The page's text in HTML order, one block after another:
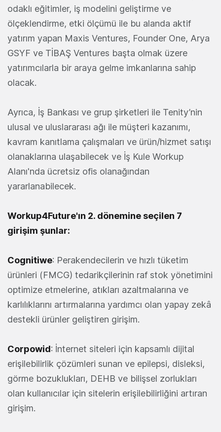
odaklı eğitimler, iş modelini geliştirme ve
ölçeklendirme, etki ölçümü ile bu alanda aktif
yatırım yapan Maxis Ventures, Founder One, Arya
GSYF ve TİBAŞ Ventures başta olmak üzere
yatırımcılarla bir araya gelme imkanlarına sahip
olacak.
Ayrıca, İş Bankası ve grup şirketleri ile Tenity’nin
ulusal ve uluslararası ağı ile müşteri kazanımı,
kavram kanıtlama çalışmaları ve ürün/hizmet satışı
olanaklarına ulaşabilecek ve İş Kule Workup
Alanı'nda ücretsiz ofis olanağından
yararlanabilecek.
Workup4Future'ın 2. dönemine seçilen 7
girişim şunlar:
Cognitiwe: Perakendecilerin ve hızlı tüketim
ürünleri (FMCG) tedarikçilerinin raf stok yönetimini
optimize etmelerine, atıkları azaltmalarına ve
karlılıklarını artırmalarına yardımcı olan yapay zekâ
destekli ürünler geliştiren girişim.
Corpowid: İnternet siteleri için kapsamlı dijital
erişilebilirlik çözümleri sunan ve epilepsi, disleksi,
görme bozuklukları, DEHB ve bilişsel zorlukları
olan kullanıcılar için sitelerin erişilebilirliğini artıran
girişim.